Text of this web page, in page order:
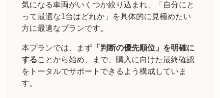
気になる車両がいくつか絞り込まれ、「自分にと
って最適な1台はどれか」を具体的に見極めたい
方に最適なプランです。
本プランでは、まず 「判断の優先順位」を明確に
することから始め、まで、購入に向けた最終確認
をトータルでサポートできるよう構成していま
す。